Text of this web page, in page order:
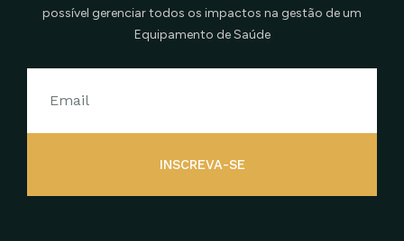
possível gerenciar todos os impactos na gestão de um
Equipamento de Saúde
INSCREVA-SE